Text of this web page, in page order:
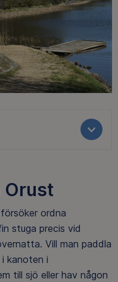
Orust
ordna
stuga precis vid
Vill man paddla
i kanoten i
till sjö eller hav någon